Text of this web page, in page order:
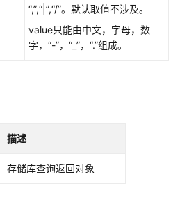
“,”,“|”,“/”。默认取值不涉及。
value只能由中文，字母，数
字，“-”，“_”，“.”组成。
描述
存储库查询返回对象